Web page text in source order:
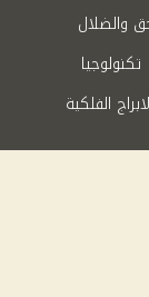
والضلال
تكنولوجيا
الفلكية